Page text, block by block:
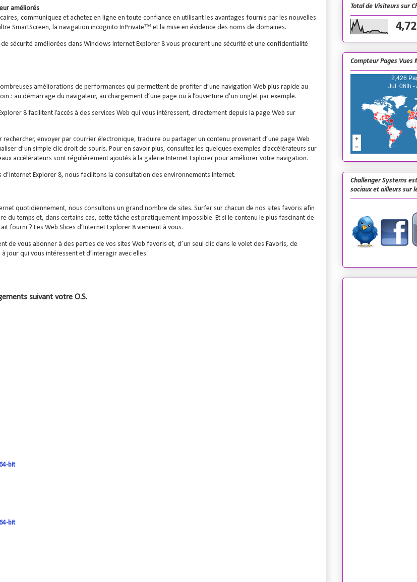
améliorés
communiquez et achetez en ligne en toute confiance en utilisant les avantages fournis par les nouvelles
SmartScreen, la navigation incognito InPrivate™ et la mise en évidence des noms de domaines.
sécurité améliorées dans Windows Internet Explorer 8 vous procurent une sécurité et une confidentialité
améliorations de performances qui permettent de profiter d’une navigation Web plus rapide au
: au démarrage du navigateur, au chargement d’une page ou à l’ouverture d’un onglet par exemple.
8 facilitent l’accès à des services Web qui vous intéressent, directement depuis la page Web sur
rechercher, envoyer par courrier électronique, traduire ou partager un contenu provenant d’une page Web
d’un simple clic droit de souris. Pour en savoir plus, consultez les quelques exemples d’accélérateurs sur
accélérateurs sont régulièrement ajoutés à la galerie Internet Explorer pour améliorer votre navigation.
d’Internet Explorer 8, nous facilitons la consultation des environnements Internet.
quotidiennement, nous consultons un grand nombre de sites. Surfer sur chacun de nos sites favoris afin
du temps et, dans certains cas, cette tâche est pratiquement impossible. Et si le contenu le plus fascinant de
fourni ? Les Web Slices d’Internet Explorer 8 viennent à vous.
de vous abonner à des parties de vos sites Web favoris et, d’un seul clic dans le volet des Favoris, de
jour qui vous intéressent et d’interagir avec elles.
suivant votre O.S.
bit
bit
Total de Visiteurs sur
Compteur Pages Vues
2,426
Jul. 06th -
Challenger Systems
sociaux et ailleurs sur